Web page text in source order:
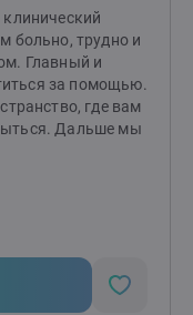
клинический
больно, трудно и
Главный и
за помощью.
где вам
Дальше мы